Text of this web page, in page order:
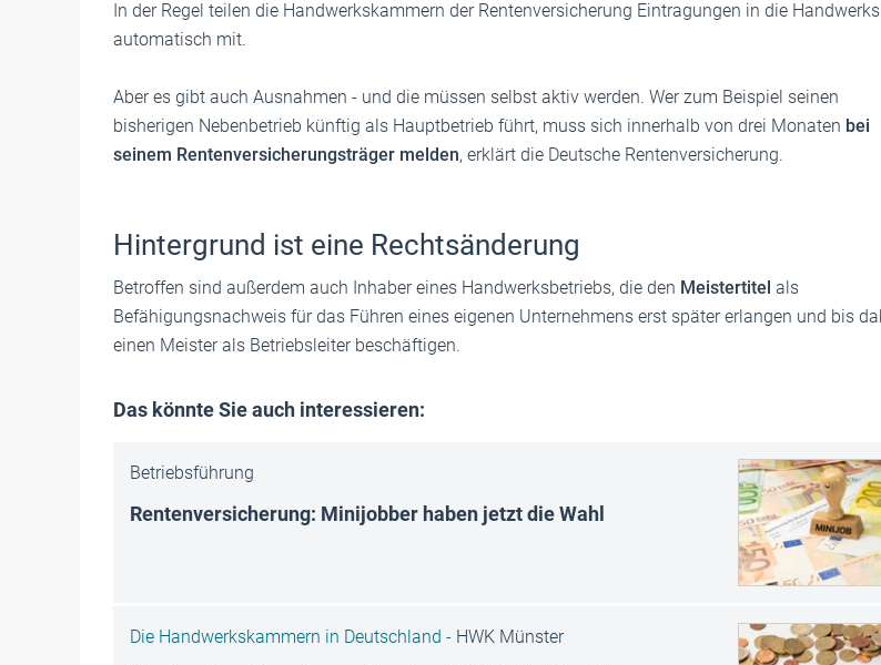
In der Regel teilen die Handwerkskammern der Rentenversicherung Eintragungen in die
automatisch mit.
Aber es gibt auch Ausnahmen - und die müssen selbst aktiv werden. Wer zum Beispiel seinen
bisherigen Nebenbetrieb künftig als Hauptbetrieb führt, muss sich innerhalb von drei Monaten bei
seinem Rentenversicherungsträger melden, erklärt die Deutsche Rentenversicherung.
Hintergrund ist eine Rechtsänderung
Betroffen sind außerdem auch Inhaber eines Handwerksbetriebs, die den Meistertitel als
Befähigungsnachweis für das Führen eines eigenen Unternehmens erst später erlangen und bis
einen Meister als Betriebsleiter beschäftigen.
Das könnte Sie auch interessieren:
Betriebsführung
Rentenversicherung: Minijobber haben jetzt die Wahl
Die Handwerkskammern in Deutschland - HWK Münster